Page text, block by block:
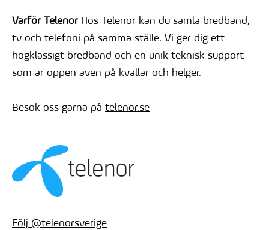
Varför Telenor Hos Telenor kan du samla bredband,
tv och telefoni på samma ställe. Vi ger dig ett
högklassigt bredband och en unik teknisk support
som är öppen även på kvällar och helger.
Besök oss gärna på telenor.se
Följ @telenorsverige